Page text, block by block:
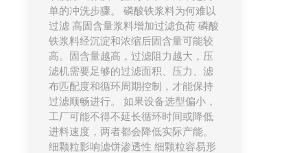
单的冲洗步骤。 磷酸铁浆料为何难以
过滤 高固含量浆料增加过滤负荷 磷酸
铁浆料经沉淀和浓缩后固含量可能较
高。固含量越高，过滤阻力越大，压
滤机需要足够的过滤面积、压力、滤
布匹配度和循环周期控制，才能保持
过滤顺畅进行。 如果设备选型偏小，
工厂可能不得不延长循环时间或降低
进料速度，两者都会降低实际产能。
细颗粒影响滤饼渗透性 细颗粒容易形